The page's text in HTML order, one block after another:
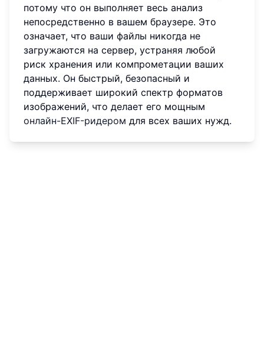
потому что он выполняет весь анализ
непосредственно в вашем браузере. Это
означает, что ваши файлы никогда не
загружаются на сервер, устраняя любой
риск хранения или компрометации ваших
данных. Он быстрый, безопасный и
поддерживает широкий спектр форматов
изображений, что делает его мощным
онлайн-EXIF-ридером для всех ваших нужд.